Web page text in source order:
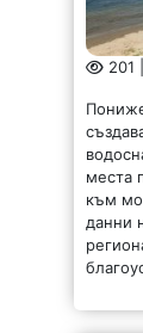
данни